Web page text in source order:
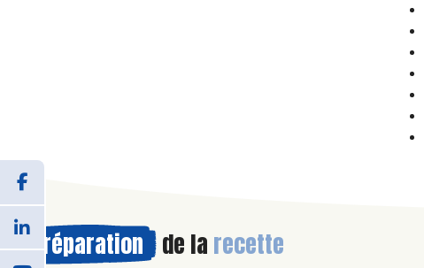
Préparation de la recette